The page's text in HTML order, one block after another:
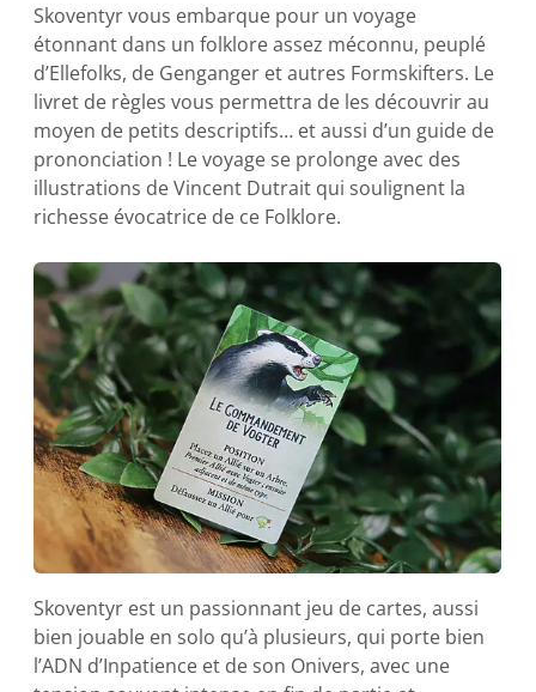
Skoventyr vous embarque pour un voyage
étonnant dans un folklore assez méconnu, peuplé
d’Ellefolks, de Genganger et autres Formskifters. Le
livret de règles vous permettra de les découvrir au
moyen de petits descriptifs… et aussi d’un guide de
prononciation ! Le voyage se prolonge avec des
illustrations de Vincent Dutrait qui soulignent la
richesse évocatrice de ce Folklore.
Skoventyr est un passionnant jeu de cartes, aussi
bien jouable en solo qu’à plusieurs, qui porte bien
l’ADN d’Inpatience et de son Onivers, avec une